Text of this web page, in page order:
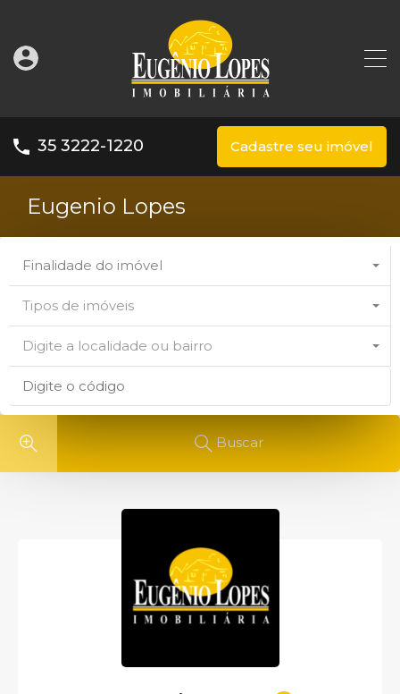
35 3222-1220 Cadastre seu imóvel
Eugenio Lopes
Finalidade do imóvel
Tipos de imóveis
Digite a localidade ou bairro
Buscar